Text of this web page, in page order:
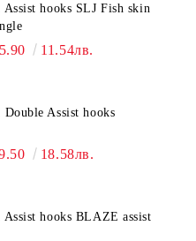
Assist hooks SLJ Fish skin
11.54лв.
Double Assist hooks
18.58лв.
Assist hooks BLAZE assist